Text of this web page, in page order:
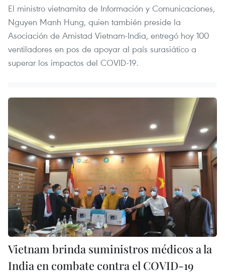
El ministro vietnamita de Información y Comunicaciones,
Nguyen Manh Hung, quien también preside la
Asociación de Amistad Vietnam-India, entregó hoy 100
ventiladores en pos de apoyar al país surasiático a
superar los impactos del COVID-19.
Vietnam brinda suministros médicos a la
India en combate contra el COVID-19